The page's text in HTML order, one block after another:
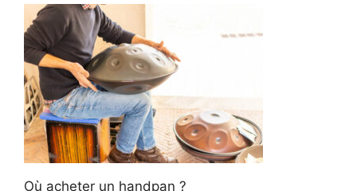
Où acheter un handpan ?